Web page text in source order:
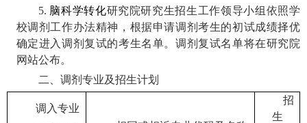
5. 脑科学转化研究院研究生招生工作领导小组依照学
校调剂工作办法精神，根据申请调剂考生的初试成绩择优
确定进入调剂复试的考生名单。调剂复试名单将在研究院
网站公布。
二、调剂专业及招生计划
调入专业
招
生